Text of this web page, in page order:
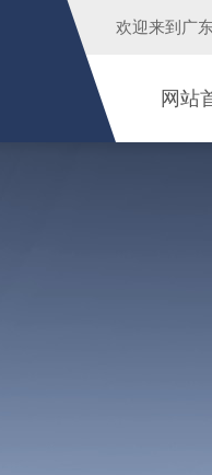
欢迎来到 广
网站